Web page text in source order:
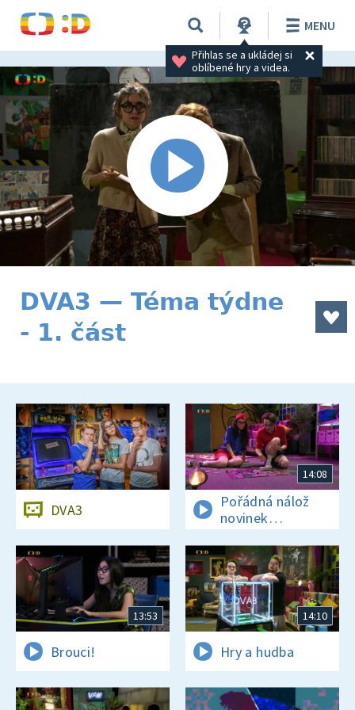
Přihlas se a ukládej si
oblíbené hry a videa.
MENU
DVA3 — Téma týdne
- 1. část
DVA3
14:08
Pořádná nálož
novinek
a zajímavostí
13:53
Brouci!
14:10
Hry a hudba